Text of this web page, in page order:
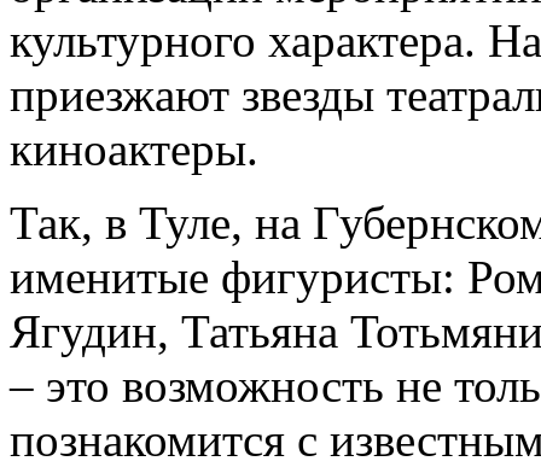
культурного характера.
приезжают звезды
киноактеры.
Так, в Туле, на
именитые фигуристы:
Ягудин, Татьяна
– это возможность не
познакомится с